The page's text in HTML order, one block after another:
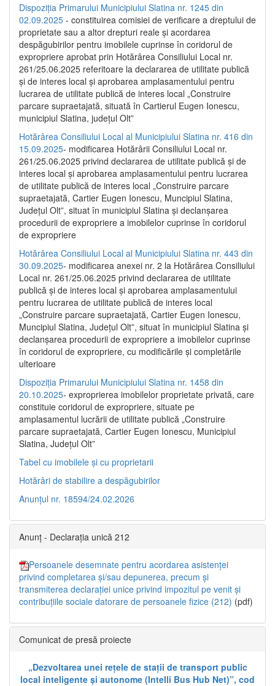
Dispoziția Primarului Municipiului Slatina nr. 1245 din
02.09.2025 - constituirea comisiei de verificare a dreptului de
proprietate sau a altor drepturi reale și acordarea
despăgubirilor pentru imobilele cuprinse în coridorul de
expropriere aprobat prin Hotărârea Consiliului Local nr.
261/25.06.2025 referitoare la declararea de utilitate publică
și de interes local și aprobarea amplasamentului pentru
lucrarea de utilitate publică de interes local „Construire
parcare supraetajată, situată în Cartierul Eugen Ionescu,
municipiul Slatina, județul Olt”
Hotărârea Consiliului Local al Municipiului Slatina nr. 416 din
15.09.2025- modificarea Hotărârii Consiliului Local nr.
261/25.06.2025 privind declararea de utilitate publică și de
interes local și aprobarea amplasamentului pentru lucrarea
de utilitate publică de interes local „Construire parcare
supraetajată, Cartier Eugen Ionescu, Muncipiul Slatina,
Județul Olt”, situat în municipiul Slatina și declanșarea
procedurii de expropriere a imobilelor cuprinse în coridorul
de expropriere
Hotărârea Consiliului Local al Municipiului Slatina nr. 443 din
30.09.2025- modificarea anexei nr. 2 la Hotărârea Consiliului
Local nr. 261/25.06.2025 privind declararea de utilitate
publică şi de interes local şi aprobarea amplasamentului
pentru lucrarea de utilitate publică de interes local
„Construire parcare supraetajată, Cartier Eugen Ionescu,
Muncipiul Slatina, Judeţul Olt”, situat în municipiul Slatina şi
declanşarea procedurii de expropriere a imobilelor cuprinse
în coridorul de expropriere, cu modificările şi completările
ulterioare
Dispoziția Primarului Municipiului Slatina nr. 1458 din
20.10.2025- exproprierea imobilelor proprietate privată, care
constituie coridorul de expropriere, situate pe
amplasamentul lucrării de utilitate publică „Construire
parcare supraetajată, Cartier Eugen Ionescu, Municipiul
Slatina, Județul Olt”
Tabel cu imobilele și cu proprietarii
Hotărâri de stabilire a despăgubirilor
Anunțul nr. 18594/24.02.2026
Anunț - Declarația unică 212
Persoanele desemnate pentru acordarea asistenței
privind completarea și/sau depunerea, precum și
transmiterea declarației unice privind impozitul pe venit și
contribuțiile sociale datorare de persoanele fizice (212) (pdf)
Comunicat de presă proiecte
„Dezvoltarea unei rețele de stații de transport public
local inteligente și autonome (Intelli Bus Hub Net)”, cod